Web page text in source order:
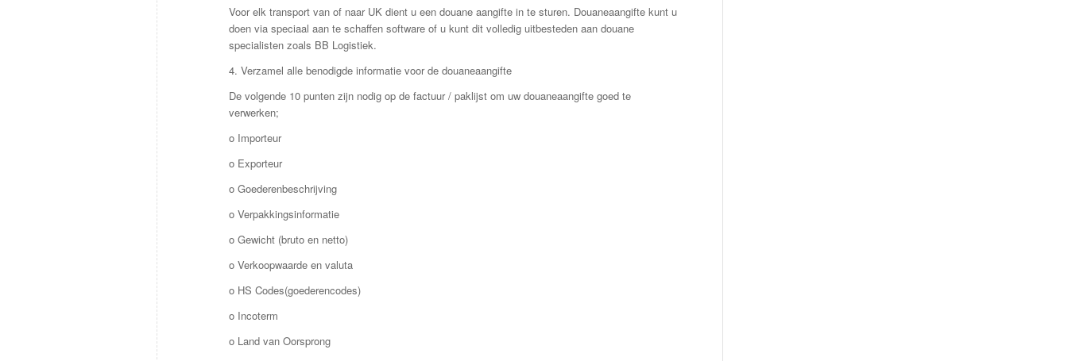
Voor elk transport van of naar UK dient u een douane aangifte in te sturen. Douaneaangifte kunt u
doen via speciaal aan te schaffen software of u kunt dit volledig uitbesteden aan douane
specialisten zoals BB Logistiek.
4. Verzamel alle benodigde informatie voor de douaneaangifte
De volgende 10 punten zijn nodig op de factuur / paklijst om uw douaneaangifte goed te
verwerken;
o Importeur
o Exporteur
o Goederenbeschrijving
o Verpakkingsinformatie
o Gewicht (bruto en netto)
o Verkoopwaarde en valuta
o HS Codes(goederencodes)
o Incoterm
o Land van Oorsprong